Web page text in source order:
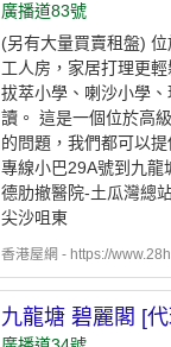
廣播道83號
(另有大量買賣租盤)
工人房，家居打理更
拔萃小學、喇沙小學
讀。 這是一個位於高
的問題，我們都可以
專線小巴29A號到九龍
德肋撤醫院-土瓜灣總
尖沙咀東
香港屋網 - https://
九龍塘 碧麗閣 [